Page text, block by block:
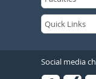
Social media